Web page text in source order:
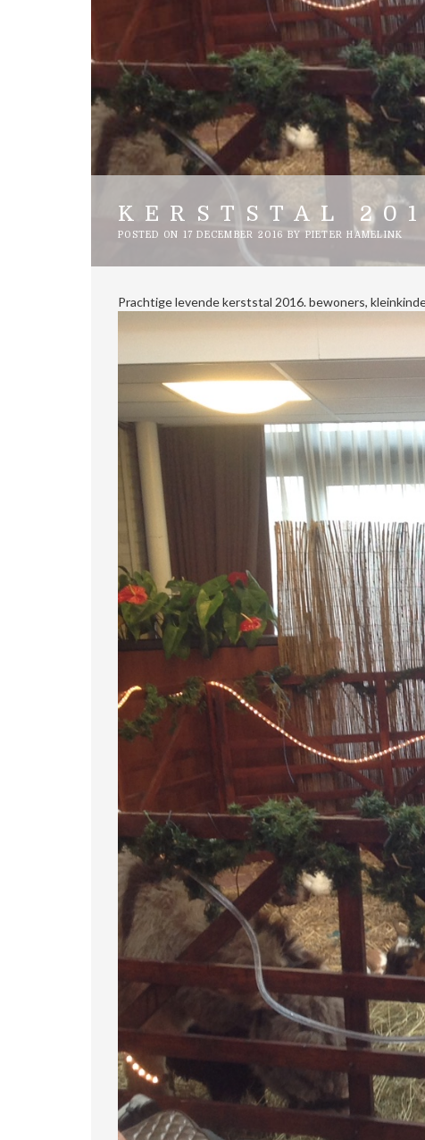
KERSTSTAL
POSTED ON 17 DECEMBER 2016 BY PIETER HAMELINK
Prachtige levende kerststal 2016. bewoners,